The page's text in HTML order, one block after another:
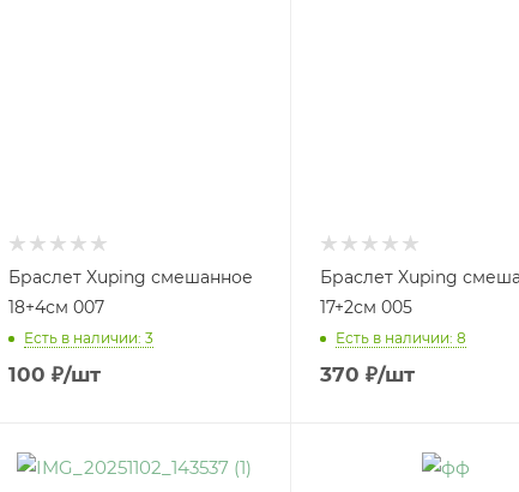
Браслет Xuping смешанное
18+4см 007
Есть в наличии: 3
100 ₽/шт
Браслет Xuping
17+2см 005
Есть в наличии: 8
370 ₽/шт